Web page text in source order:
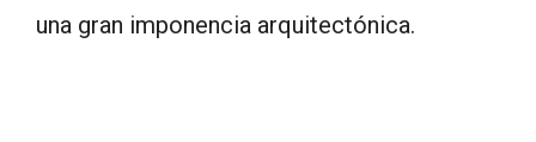
una gran imponencia arquitectónica.